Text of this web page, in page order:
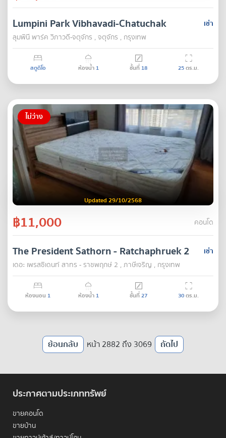
เช่า
Lumpini Park Vibhavadi-Chatuchak
ลุมพินี พาร์ค วิภาวดี-จตุจักร , จตุจักร , กรุงเทพ
สตูดิโอ ห้องน้ำ 1 ชั้นที่ 18 25ตร.ม.
ไม่ว่าง
Updated 29/10/2568
฿11,000 คอนโด
เช่า
The President Sathorn - Ratchaphruek 2
เดอะ เพรสซิเดนท์ สาทร - ราชพฤกษ์ 2 , ภาษีเจริญ , กรุงเทพ
ห้องนอน 1 ห้องน้ำ 1 ชั้นที่27 30ตร.ม.
ย้อนกลับ หน้า 2882 ถึง 3069 ถัดไป
ประกาศตามประเภททรัพย์
ขายคอนโด
ขายบ้าน